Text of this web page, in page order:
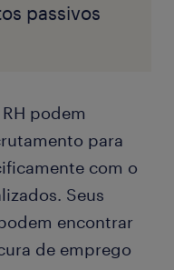
passivos
podem
para
com o
Seus
encontrar
de emprego